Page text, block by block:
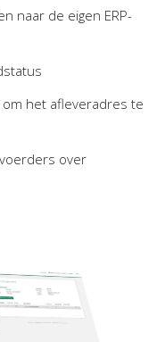
naar de eigen ERP-
het afleveradres te
over